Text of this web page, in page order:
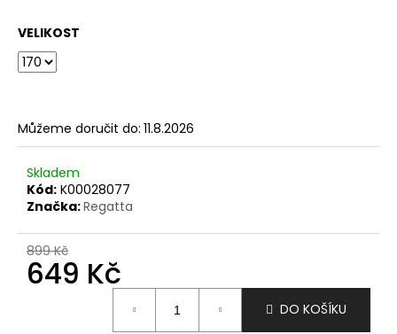
VELIKOST
Můžeme doručit do: 11.8.2026
Skladem
Kód: K00028077
Značka:Regatta
899 Kč
649 Kč
DO KOŠÍKU
o
p
u
č
u